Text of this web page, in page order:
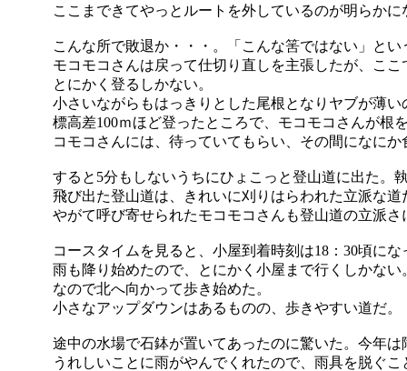
ここまできてやっとルートを外しているのが明らか
こんな所で敗退か・・・。「こんな筈ではない」と
モコモコさんは戻って仕切り直しを主張したが、こ
とにかく登るしかない。
小さいながらもはっきりとした尾根となりヤブが薄
標高差100ｍほど登ったところで、モコモコさんが根
コモコさんには、待っていてもらい、その間になに
すると5分もしないうちにひょこっと登山道に出た。
飛び出た登山道は、きれいに刈りはらわれた立派な道
やがて呼び寄せられたモコモコさんも登山道の立派
コースタイムを見ると、小屋到着時刻は18：30頃に
雨も降り始めたので、とにかく小屋まで行くしかな
なので北へ向かって歩き始めた。
小さなアップダウンはあるものの、歩きやすい道だ。
途中の水場で石鉢が置いてあったのに驚いた。今年
うれしいことに雨がやんでくれたので、雨具を脱ぐこ